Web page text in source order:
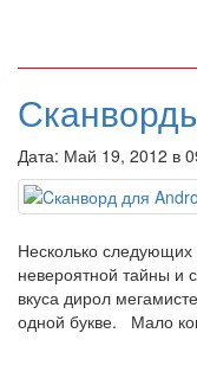
Дата: Май 19, 2012 в
Несколько
невероятной тайны и
вкуса дирол
одной букве. Мало